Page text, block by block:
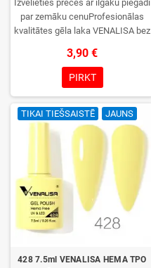
Izvēlieties preces ar ilgāku piegādi
par zemāku cenuProfesionālas
kvalitātes gēla laka VENALISA bez
krāsu izvēle, lieliska sacietēšana
UV/LED lampās un ilgstoša
noturība. Katrs flakons iepakots
kastītē – pirmo reizi to atvērsiet
tikai jūs.
3,90 €
PIRKT
TIKAI TIEŠSAISTĒ JAUNS
428 7.5ml VENALISA HEMA TPO